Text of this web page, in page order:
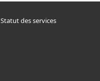
Statut des services